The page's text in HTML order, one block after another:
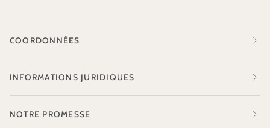
COORDONNÉES
INFORMATIONS JURIDIQUES
NOTRE PROMESSE